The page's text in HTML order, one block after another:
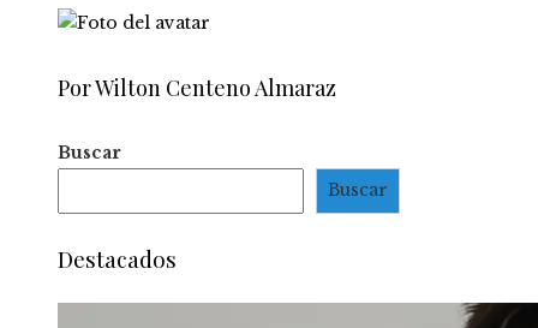
Por Wilton Centeno Almaraz
Buscar
Buscar
Destacados